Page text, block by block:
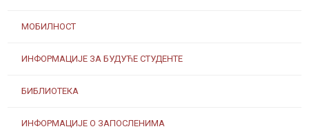
МОБИЛНОСТ
ИНФОРМАЦИЈЕ ЗА БУДУЋЕ СТУДЕНТЕ
БИБЛИОТЕКА
ИНФОРМАЦИЈЕ О ЗАПОСЛЕНИМА